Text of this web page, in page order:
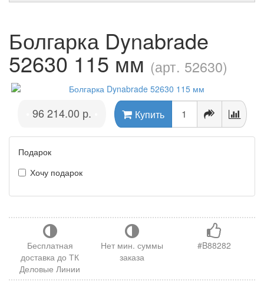
Болгарка Dynabrade
52630 115 мм (арт. 52630)
96 214.00 р. Купить
Подарок
Хочу подарок
Бесплатная
доставка до ТК
Деловые Линии
Нет мин. суммы
заказа
#B88282